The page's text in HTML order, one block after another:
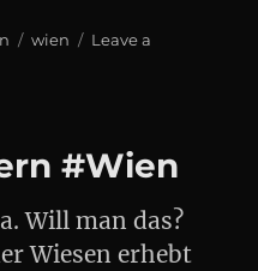
Tags
wien
Leave a
#Wien
Will man das?
Wiesen erhebt